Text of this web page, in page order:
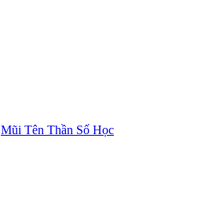
Mũi Tên Thần Số Học